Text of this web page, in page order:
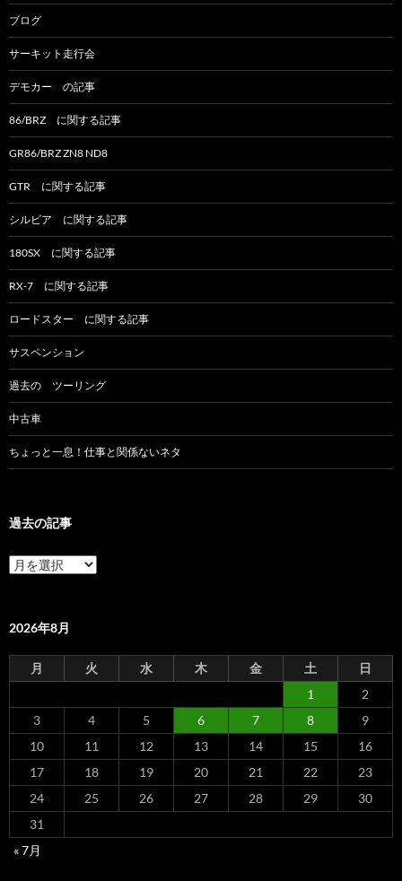
ン
ブログ
サーキット走行会
デモカー の記事
86/BRZ に関する記事
GR86/BRZ ZN8 ND8
GTR に関する記事
シルビア に関する記事
180SX に関する記事
RX-7 に関する記事
ロードスター に関する記事
サスペンション
過去の ツーリング
中古車
ちょっと一息！仕事と関係ないネタ
過去の記事
過
去
事
2026年8月
月 火 水 木 金 土
日
1
2
3
4 5 6 7 8
9
10
11 12 13 14 15
16
17
18 19 20 21 22
23
24
25 26 27 28 29
30
31
« 7月